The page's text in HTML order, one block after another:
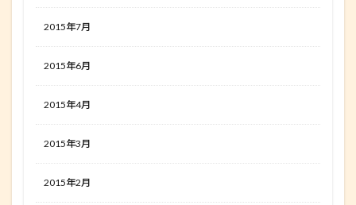
2015年7月
2015年6月
2015年4月
2015年3月
2015年2月